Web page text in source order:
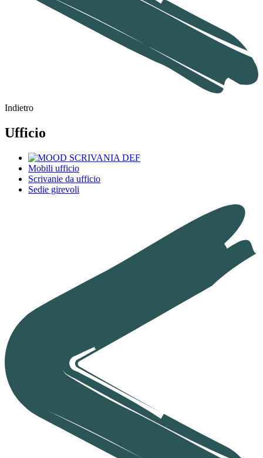
Indietro
Ufficio
Mobili ufficio
Scrivanie da ufficio
Sedie girevoli